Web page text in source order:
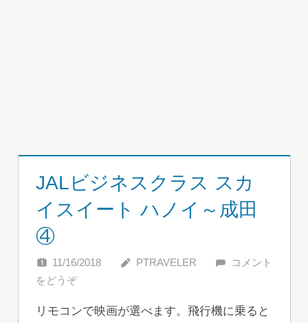
JALビジネスクラス スカ
イスイート ハノイ～成田
④
11/16/2018 PTRAVELER
コメント
をどうぞ
リモコンで映画が選べます。飛行機に乗ると